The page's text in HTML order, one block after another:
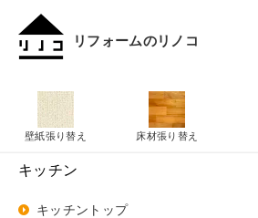
リフォームのリノコ
壁紙張り替え 床材張り替え
キッチン
キッチントップ